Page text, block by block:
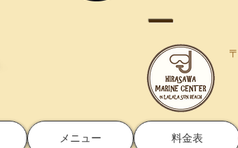
ー
メニュー 料金表